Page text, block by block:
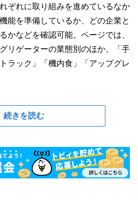
ぞれに取り組みを進めているなか
能を準備しているか、どの企業と
かなどを確認可能。ページでは、
リゲーターの業態別のほか、「手
ラック」「機内食」「アップグレ
続きを読む